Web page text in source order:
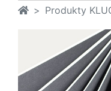
Produkty